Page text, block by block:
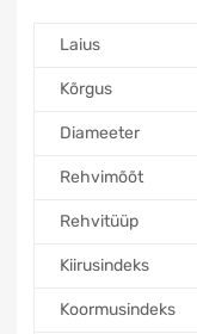
Laius
Kõrgus
Diameeter
Rehvimõõt
Rehvitüüp
Kiirusindeks
Koormusindeks